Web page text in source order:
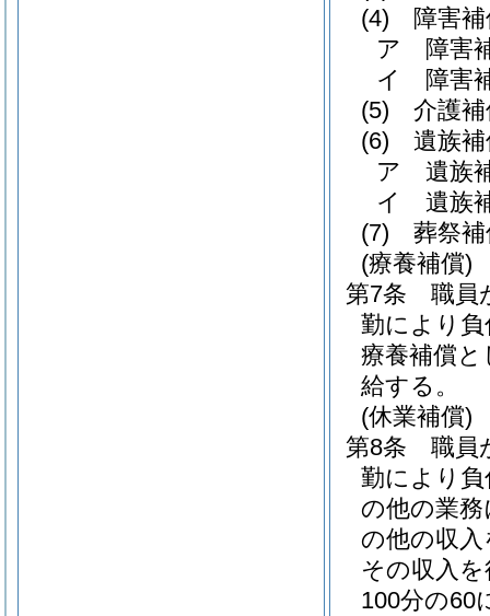
(4)
障害
ア
障害
イ
障害
(5)
介護
(6)
遺族
ア
遺族
イ
遺族
(7)
葬祭
(療養補償)
第7条
職員
勤により
療養補償
給する。
(休業補償)
第8条
職員
勤により
の他の業
の他の収
その収入
100分の60